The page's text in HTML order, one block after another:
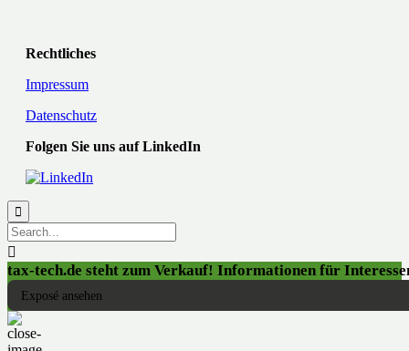
Rechtliches
Impressum
Datenschutz
Folgen Sie uns auf LinkedIn


tax-tech.de steht zum Verkauf! Informationen für
Exposé ansehen